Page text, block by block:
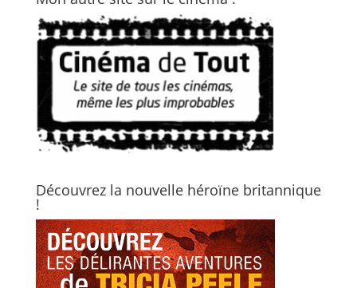
Découvrez la nouvelle héroïne britannique
!